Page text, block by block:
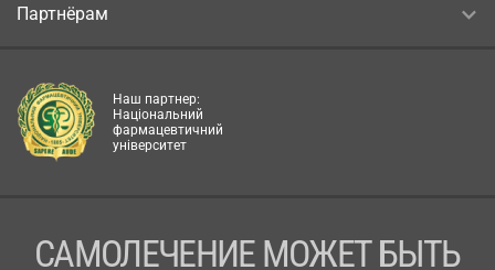
Партнёрам
Наш партнер:
Національний
фармацевтичний
університет
САМОЛЕЧЕНИЕ МОЖЕТ БЫТЬ